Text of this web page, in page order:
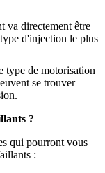
va directement être
d'injection le plus
type de motorisation
se trouver
?
qui pourront vous
: